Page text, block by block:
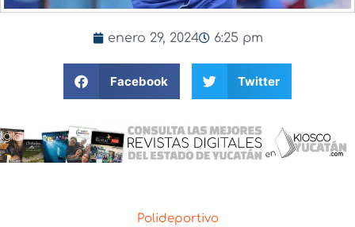
enero 29, 2024 6:25 pm
Facebook Twitter
Polideportivo